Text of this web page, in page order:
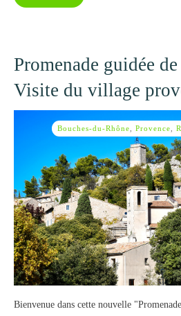
Promenade guidée
Visite du village
Bouches-du-Rhône Provence
Bienvenue dans cette nouvelle